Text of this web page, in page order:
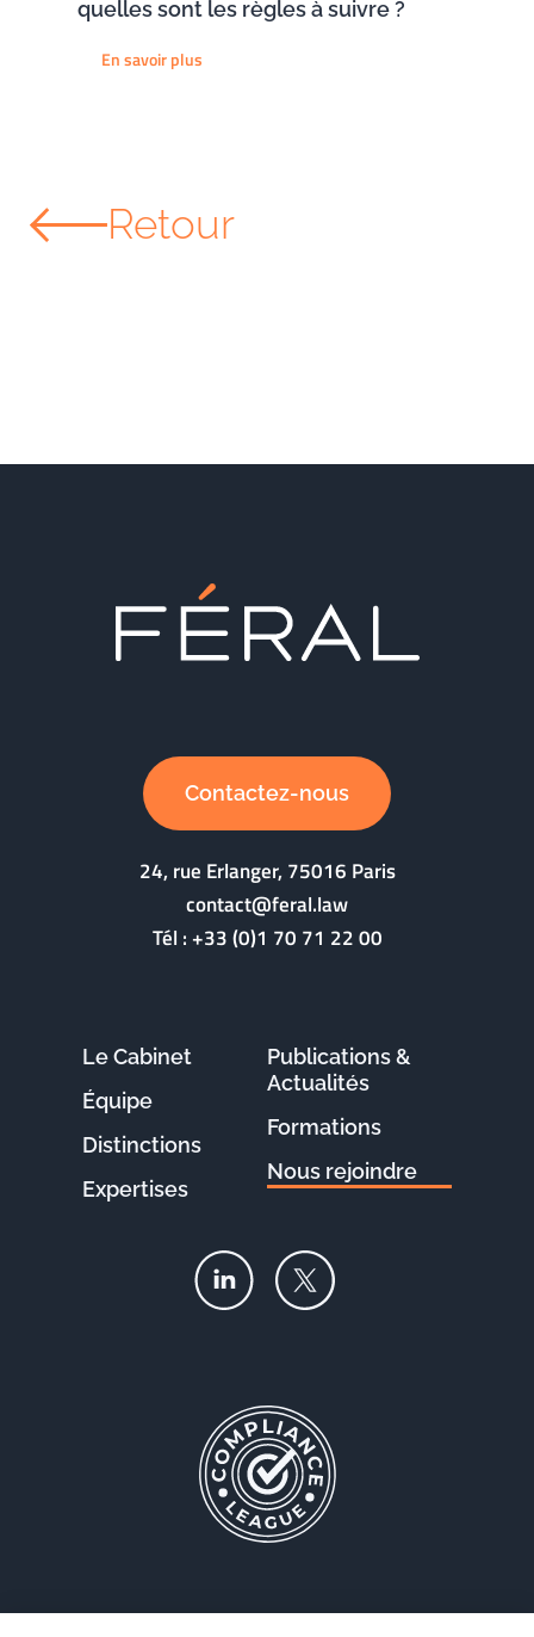
quelles sont les règles à suivre ?
En savoir plus
Retour
Contactez-nous
24, rue Erlanger, 75016 Paris
contact@feral.law
Tél :+33 (0)1 70 71 22 00
Le Cabinet
Équipe
Distinctions
Expertises
Publications &
Actualités
Formations
Nous rejoindre